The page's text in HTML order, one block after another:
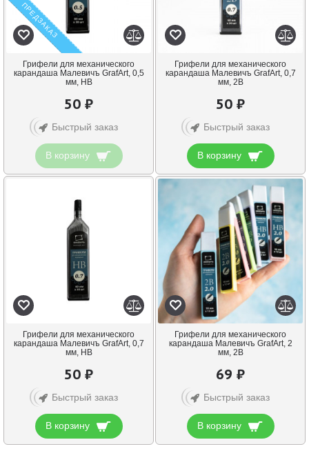
ПРЕДЗАКАЗ
Грифели для механического
карандаша Малевичъ GrafArt, 0,5
мм, HB
50 ₽
Быстрый заказ
В корзину
Грифели для механического
карандаша Малевичъ GrafArt, 0,7
мм, 2B
50 ₽
Быстрый заказ
В корзину
Грифели для механического
карандаша Малевичъ GrafArt, 0,7
мм, HB
50 ₽
Быстрый заказ
В корзину
Грифели для механического
карандаша Малевичъ GrafArt, 2
мм, 2B
69 ₽
Быстрый заказ
В корзину